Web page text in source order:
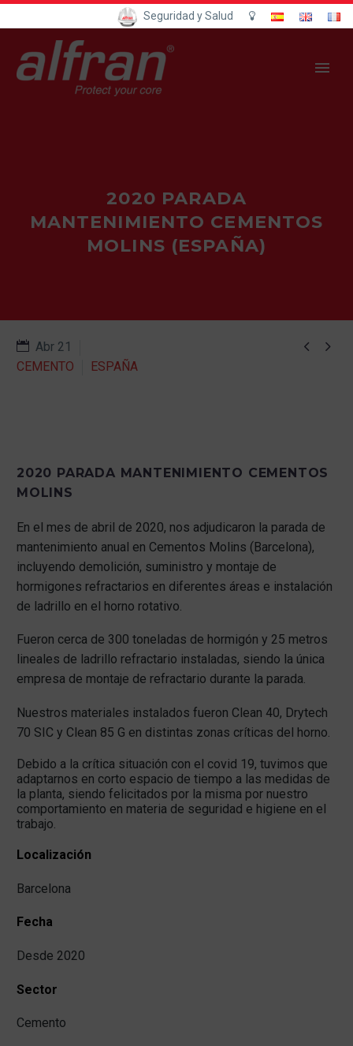
Seguridad y Salud
2020 PARADA
MANTENIMIENTO CEMENTOS
MOLINS (ESPAÑA)
 
Abr 21
CEMENTO
ESPAÑA
2020 PARADA MANTENIMIENTO CEMENTOS
MOLINS
En el mes de abril de 2020, nos adjudicaron la parada de
mantenimiento anual en Cementos Molins (Barcelona),
incluyendo demolición, suministro y montaje de
hormigones refractarios en diferentes áreas e instalación
de ladrillo en el horno rotativo.
Fueron cerca de 300 toneladas de hormigón y 25 metros
lineales de ladrillo refractario instaladas, siendo la única
empresa de montaje de refractario durante la parada.
Nuestros materiales instalados fueron Clean 40, Drytech
70 SIC y Clean 85 G en distintas zonas críticas del horno.
Debido a la crítica situación con el covid 19, tuvimos que
adaptarnos en corto espacio de tiempo a las medidas de
la planta, siendo felicitados por la misma por nuestro
comportamiento en materia de seguridad e higiene en el
trabajo.
Localización
Barcelona
Fecha
Desde 2020
Sector
Cemento